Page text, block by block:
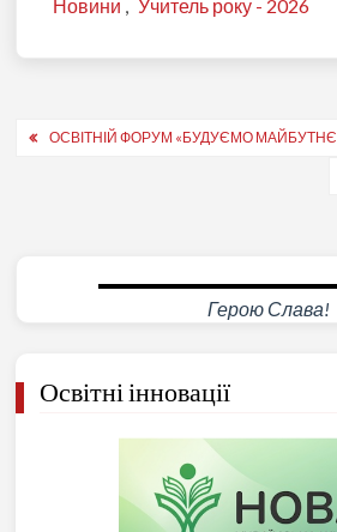
Новини , Учитель року - 2026
Навігація
ОСВІТНІЙ ФОРУМ «БУДУЄМО
Герою Слава!
Освітні інновації